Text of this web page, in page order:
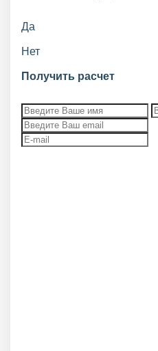
Да
Нет
Получить расчет